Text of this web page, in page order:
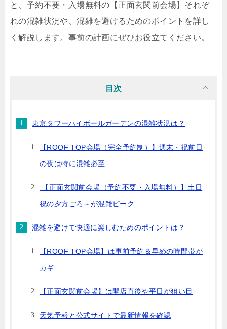
と、予約不要・入場無料の【正面玄関前会場】それぞ
れの混雑状況や、混雑を避けるためのポイントを詳し
く解説します。事前の計画にぜひお役立てください。
目次
東京タワーハイボールガーデンの混雑状況は？
【ROOF TOP会場（完全予約制）】週末・祝前日
の夜は特に混雑必至
【正面玄関前会場（予約不要・入場無料）】土日
祝の夕方ごろ～が混雑ピーク
混雑を避けて快適に楽しむためのポイントは？
【ROOF TOP会場】は事前予約＆早めの時間帯が
カギ
【正面玄関前会場】は開店直後や平日が狙い目
天気予報と公式サイトで最新情報を確認